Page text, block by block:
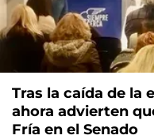
Tras la caída de la
ahora advierten
Fría en el Senado